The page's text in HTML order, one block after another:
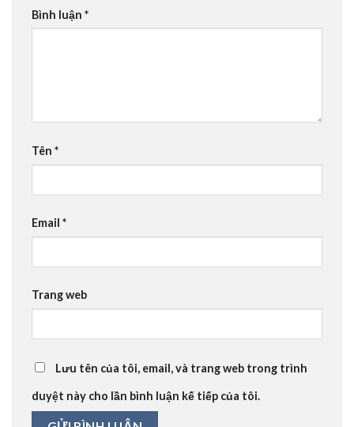
Bình luận *
Tên *
Email *
Trang web
Lưu tên của tôi, email, và trang web trong trình
duyệt này cho lần bình luận kế tiếp của tôi.